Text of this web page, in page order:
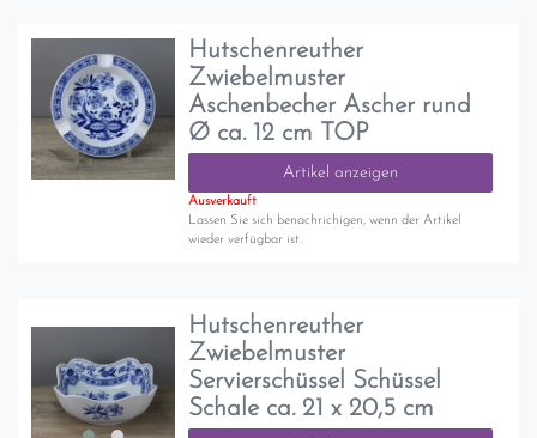
Hutschenreuther
Zwiebelmuster
Aschenbecher Ascher rund
Ø ca. 12 cm TOP
Artikel anzeigen
Ausverkauft
Lassen Sie sich benachrichigen, wenn der Artikel
wieder verfügbar ist.
Hutschenreuther
Zwiebelmuster
Servierschüssel Schüssel
Schale ca. 21 x 20,5 cm